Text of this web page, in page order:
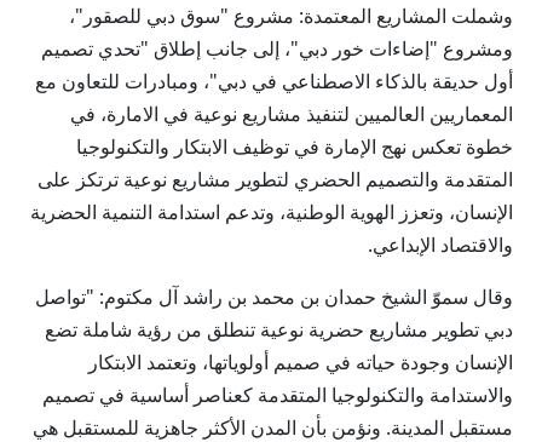
وشملت المشاريع المعتمدة: مشروع "سوق دبي للصقور"،
ومشروع "إضاءات خور دبي"، إلى جانب إطلاق "تحدي تصميم
أول حديقة بالذكاء الاصطناعي في دبي"، ومبادرات للتعاون مع
المعماريين العالميين لتنفيذ مشاريع نوعية في الامارة، في
خطوة تعكس نهج الإمارة في توظيف الابتكار والتكنولوجيا
المتقدمة والتصميم الحضري لتطوير مشاريع نوعية ترتكز على
الإنسان، وتعزز الهوية الوطنية، وتدعم استدامة التنمية الحضرية
والاقتصاد الإبداعي.
وقال سموّ الشيخ حمدان بن محمد بن راشد آل مكتوم: "تواصل
دبي تطوير مشاريع حضرية نوعية تنطلق من رؤية شاملة تضع
الإنسان وجودة حياته في صميم أولوياتها، وتعتمد الابتكار
والاستدامة والتكنولوجيا المتقدمة كعناصر أساسية في تصميم
مستقبل المدينة. ونؤمن بأن المدن الأكثر جاهزية للمستقبل هي